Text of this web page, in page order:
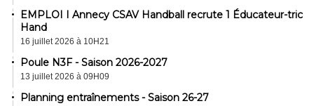
EMPLOI I Annecy CSAV Handball recrute 1 Éducateur-trice
Hand
16 juillet 2026 à 10H21
Poule N3F - Saison 2026-2027
13 juillet 2026 à 09H09
Planning entraînements - Saison 26-27